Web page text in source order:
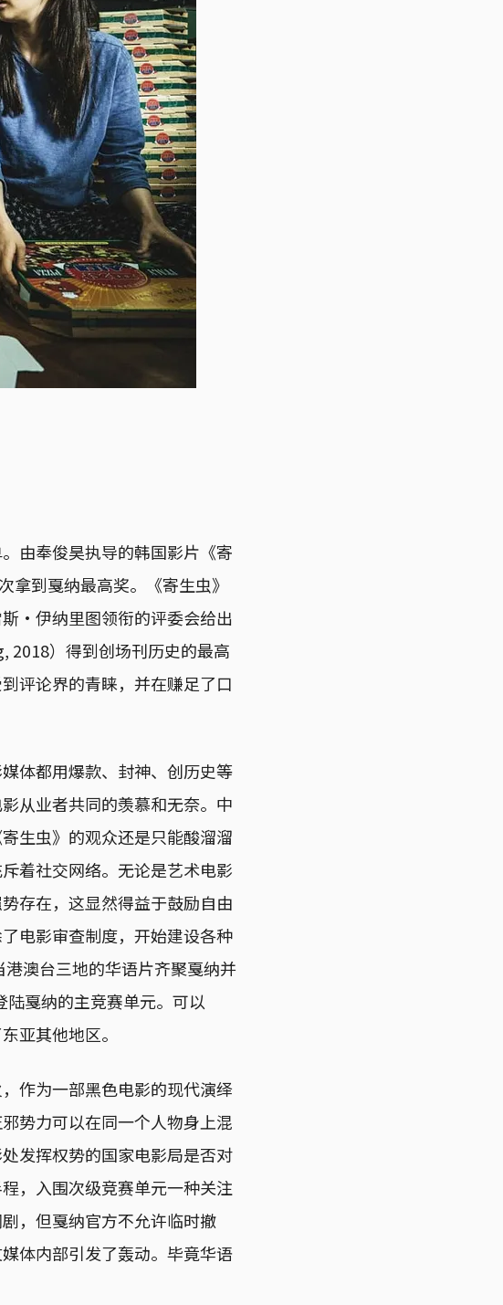
由奉俊昊执导的韩国影片《寄
到戛纳最高奖。《寄生虫》
·伊纳里图领衔的评委会给出
2018）得到创场刊历史的最高
评论界的青睐，并在赚足了口
体都用爆款、封神、创历史等
从业者共同的羡慕和无奈。中
生虫》的观众还是只能酸溜溜
着社交网络。无论是艺术电影
存在，这显然得益于鼓励自由
电影审查制度，开始建设各种
澳台三地的华语片齐聚戛纳并
戛纳的主竞赛单元。可以
亚其他地区。
作为一部黑色电影的现代演绎
势力可以在同一个人物身上混
发挥权势的国家电影局是否对
，入围次级竞赛单元一种关注
，但戛纳官方不允许临时撤
体内部引发了轰动。毕竟华语